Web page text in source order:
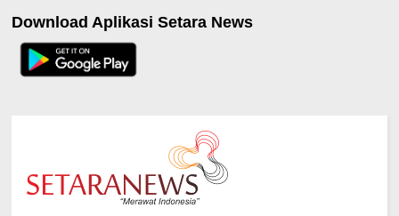
Download Aplikasi Setara News